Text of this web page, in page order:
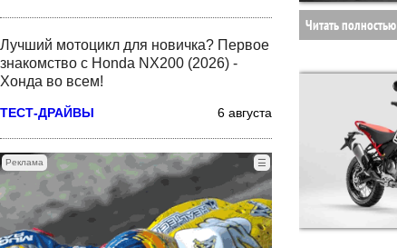
Лучший мотоцикл для новичка? Первое
знакомство с Honda NX200 (2026) -
Хонда во всем!
ТЕСТ-ДРАЙВЫ 6 августа
Реклама ☰
Читать полностью